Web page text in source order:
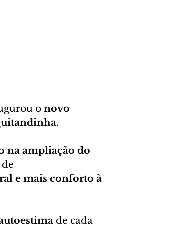
o novo
.
na ampliação do
e mais conforto à
de cada